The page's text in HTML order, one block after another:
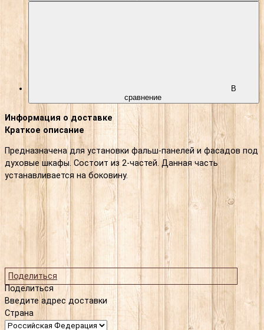
В
сравнение
Информация о доставке
Краткое описание
Предназначена для установки фальш-панелей и фасадов под
духовые шкафы. Состоит из 2-частей. Данная часть
устанавливается на боковину.
Поделиться
Поделиться
Введите адрес доставки
Страна